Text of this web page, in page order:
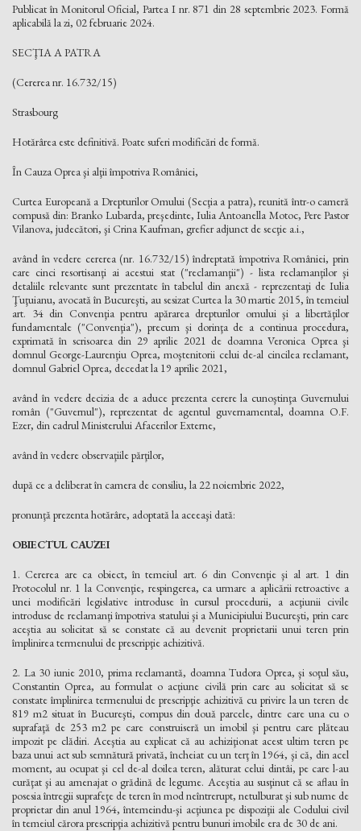
Publicat în Monitorul Oficial, Partea I nr. 871 din 28 septembrie 2023. Formă
aplicabilă la zi, 02 februarie 2024.
SECŢIA A PATRA
(Cererea nr. 16.732/15)
Strasbourg
Hotărârea este definitivă. Poate suferi modificări de formă.
În Cauza Oprea şi alţii împotriva României,
Curtea Europeană a Drepturilor Omului (Secţia a patra), reunită într-o cameră
compusă din: Branko Lubarda, preşedinte, Iulia Antoanella Motoc, Pere Pastor
Vilanova, judecători, şi Crina Kaufman, grefier adjunct de secţie a.i.,
având în vedere cererea (nr. 16.732/15) îndreptată împotriva României, prin
care cinci resortisanţi ai acestui stat ("reclamanţii") - lista reclamanţilor şi
detaliile relevante sunt prezentate în tabelul din anexă - reprezentaţi de Iulia
Ţuţuianu, avocată în Bucureşti, au sesizat Curtea la 30 martie 2015, în temeiul
art. 34 din Convenţia pentru apărarea drepturilor omului şi a libertăţilor
fundamentale ("Convenţia"), precum şi dorinţa de a continua procedura,
exprimată în scrisoarea din 29 aprilie 2021 de doamna Veronica Oprea şi
domnul George-Laurenţiu Oprea, moştenitorii celui de-al cincilea reclamant,
domnul Gabriel Oprea, decedat la 19 aprilie 2021,
având în vedere decizia de a aduce prezenta cerere la cunoştinţa Guvernului
român ("Guvernul"), reprezentat de agentul guvernamental, doamna O.F.
Ezer, din cadrul Ministerului Afacerilor Externe,
având în vedere observaţiile părţilor,
după ce a deliberat în camera de consiliu, la 22 noiembrie 2022,
pronunţă prezenta hotărâre, adoptată la aceeaşi dată:
OBIECTUL CAUZEI
1. Cererea are ca obiect, în temeiul art. 6 din Convenţie şi al art. 1 din
Protocolul nr. 1 la Convenţie, respingerea, ca urmare a aplicării retroactive a
unei modificări legislative introduse în cursul procedurii, a acţiunii civile
introduse de reclamanţi împotriva statului şi a Municipiului Bucureşti, prin care
aceştia au solicitat să se constate că au devenit proprietarii unui teren prin
împlinirea termenului de prescripţie achizitivă.
2. La 30 iunie 2010, prima reclamantă, doamna Tudora Oprea, şi soţul său,
Constantin Oprea, au formulat o acţiune civilă prin care au solicitat să se
constate împlinirea termenului de prescripţie achizitivă cu privire la un teren de
819 m2 situat în Bucureşti, compus din două parcele, dintre care una cu o
suprafaţă de 253 m2 pe care construiseră un imobil şi pentru care plăteau
impozit pe clădiri. Aceştia au explicat că au achiziţionat acest ultim teren pe
baza unui act sub semnătură privată, încheiat cu un terţ în 1964, şi că, din acel
moment, au ocupat şi cel de-al doilea teren, alăturat celui dintâi, pe care l-au
curăţat şi au amenajat o grădină de legume. Aceştia au susţinut că se aflau în
posesia întregii suprafeţe de teren în mod neîntrerupt, netulburat şi sub nume de
proprietar din anul 1964, întemeindu-şi acţiunea pe dispoziţii ale Codului civil
în temeiul cărora prescripţia achizitivă pentru bunuri imobile era de 30 de ani.